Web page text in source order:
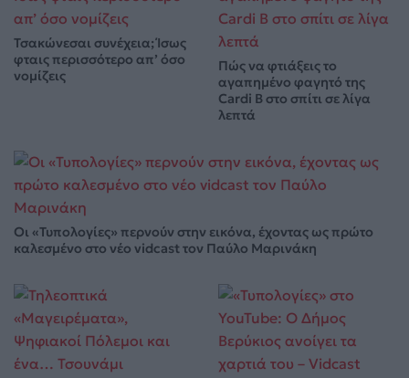
Τσακώνεσαι συνέχεια; Ίσως
φταις περισσότερο απ’ όσο
νομίζεις
Πώς να φτιάξεις το
αγαπημένο φαγητό της
Cardi B στο σπίτι σε λίγα
λεπτά
Οι «Τυπολογίες» περνούν στην εικόνα, έχοντας ως πρώτο
καλεσμένο στο νέο vidcast τον Παύλο Μαρινάκη